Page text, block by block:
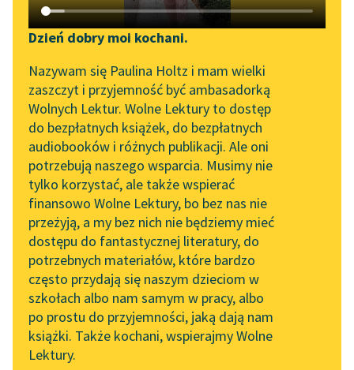
Katalog DAISY
Podkasty o książkach
Zgłoś brak utworu
Aktualności
Zapraszamy na spotkanie
online z tłumaczkami
literatury skandynawskiej
Spotkanie z Katarzyną
Tunkiel w Oslo
Wolne Lektury na 32.
Pol’and’Rock Festivalu
„Kochanek Lady
Chatterley” do słuchania
na Wolnych Lekturach
Nowy audiobook –
„Marzenie o Oriencie”
Narzędzia
Mapa Wolnych Lektur
Leśmianator
Przewodnik dla piszących i
czytających
API
OAI-PMH
Widget Wolnych Lektur
Przypisy
Dzień dobry moi kochani.
Nazywam się Paulina Holtz i mam wielki
zaszczyt i przyjemność być ambasadorką
Wolnych Lektur. Wolne Lektury to dostęp
do bezpłatnych książek, do bezpłatnych
audiobooków i różnych publikacji. Ale oni
potrzebują naszego wsparcia. Musimy nie
tylko korzystać, ale także wspierać
finansowo Wolne Lektury, bo bez nas nie
przeżyją, a my bez nich nie będziemy mieć
dostępu do fantastycznej literatury, do
potrzebnych materiałów, które bardzo
często przydają się naszym dzieciom w
szkołach albo nam samym w pracy, albo
po prostu do przyjemności, jaką dają nam
książki. Także kochani, wspierajmy Wolne
Lektury.
Bajki i powiastki
Dwa pługi
Henryś i Waluś
Pierścionek
Adelka
pobierz książkę